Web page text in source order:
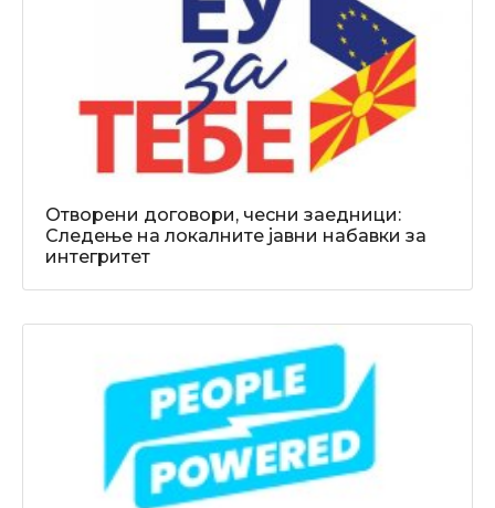
Отворени договори, чесни заедници:
Следење на локалните јавни набавки за
интегритет